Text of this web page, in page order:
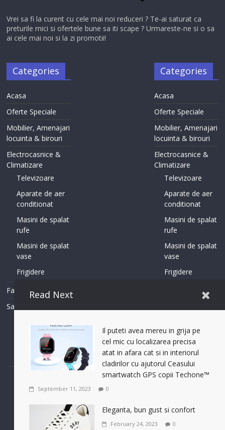
Vrei sa fi la curent cu cele mai noi reduceri ? Te-ai saturat ca
preturile mici si ofertele bune sa iti scape ? Urmareste-ne si o sa
ai cele mai noi si la zi promotii!
Categories
Acasa
Oferte Speciale
Mobilier, Amenajari
locuinta & birouri
Electrocasnice &
Climatizare
Televizoare
Aparate de aer
conditionat
Masini de spalat
rufe
Masini de spalat
vase
Frigidere
Fashion
Sanitare
pardoseala
Sisteme
Incalzire
Categories
Acasa
Oferte Speciale
Mobilier, Amenajari
locuinta & birouri
Electrocasnice &
Climatizare
Televizoare
Aparate de aer
conditionat
Masini de spalat
rufe
Masini de spalat
vase
Frigidere
pardoseala
Sisteme
Incalzire
Terms of Use Privacy Policy Accessibility Help
Set footer copyright from with theme options
Read Next
Il puteti avea mereu in grija pe
cel mic cu localizarea precisa
atat in afara cat si in interiorul
cladirilor cu ajutorul Ceasului
smartwatch GPS copii Techone™
September 11, 2023 0
Eleganta, bun gust si confort
February 24, 2023 0